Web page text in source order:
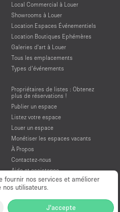
fournir nos services et améliorer
nos utilisateurs.
J'accepte
Local Commercial à Louer
Showrooms à Louer
Location Espaces Événementiels
Location Boutiques Ephémères
Galeries d'art à Louer
Tous les emplacements
Types d’événements
Propriétaires de listes : Obtenez
plus de réservations !
Publier un espace
Listez votre espace
Louer un espace
Monétiser les espaces vacants
À Propos
Contactez-nous
Aide et assistance
Conditions générales d'utilisation
Mentions légales
Politique de confidentialité